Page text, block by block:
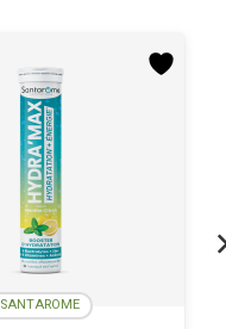
SANTAROME